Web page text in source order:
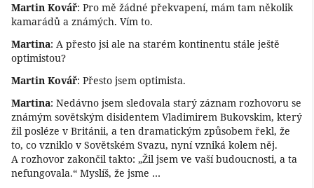
Martin Kovář: Pro mě žádné překvapení, mám tam několik
kamarádů a známých. Vím to.
Martina: A přesto jsi ale na starém kontinentu stále ještě
optimistou?
Martin Kovář: Přesto jsem optimista.
Martina: Nedávno jsem sledovala starý záznam rozhovoru se
známým sovětským disidentem Vladimirem Bukovskim, který
žil posléze v Británii, a ten dramatickým způsobem řekl, že
to, co vzniklo v Sovětském Svazu, nyní vzniká kolem něj.
A rozhovor zakončil takto: „Žil jsem ve vaší budoucnosti, a ta
nefungovala.“ Myslíš, že jsme …